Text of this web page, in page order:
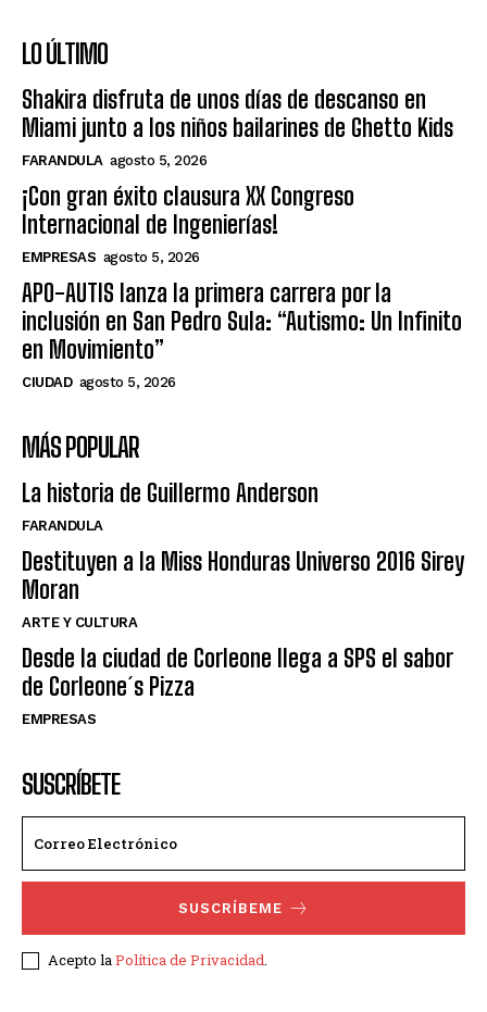
LO ÚLTIMO
Shakira disfruta de unos días de descanso en
Miami junto a los niños bailarines de Ghetto Kids
FARANDULA agosto 5, 2026
¡Con gran éxito clausura XX Congreso
Internacional de Ingenierías!
EMPRESAS agosto 5, 2026
APO-AUTIS lanza la primera carrera por la
inclusión en San Pedro Sula: “Autismo: Un Infinito
en Movimiento”
CIUDAD agosto 5, 2026
MÁS POPULAR
La historia de Guillermo Anderson
FARANDULA
Destituyen a la Miss Honduras Universo 2016 Sirey
Moran
ARTE Y CULTURA
Desde la ciudad de Corleone llega a SPS el sabor
de Corleone´s Pizza
EMPRESAS
SUSCRÍBETE
SUSCRÍBEME
Acepto laPolítica de Privacidad.